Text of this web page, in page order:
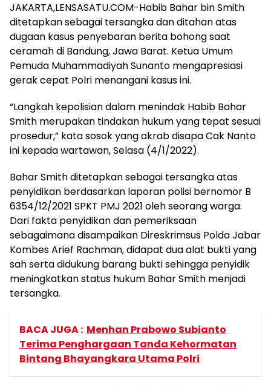
JAKARTA,LENSASATU.COM-Habib Bahar bin Smith
ditetapkan sebagai tersangka dan ditahan atas
dugaan kasus penyebaran berita bohong saat
ceramah di Bandung, Jawa Barat. Ketua Umum
Pemuda Muhammadiyah Sunanto mengapresiasi
gerak cepat Polri menangani kasus ini.
“Langkah kepolisian dalam menindak Habib Bahar
Smith merupakan tindakan hukum yang tepat sesuai
prosedur,” kata sosok yang akrab disapa Cak Nanto
ini kepada wartawan, Selasa (4/1/2022).
Bahar Smith ditetapkan sebagai tersangka atas
penyidikan berdasarkan laporan polisi bernomor B
6354/12/2021 SPKT PMJ 2021 oleh seorang warga.
Dari fakta penyidikan dan pemeriksaan
sebagaimana disampaikan Direskrimsus Polda Jabar
Kombes Arief Rachman, didapat dua alat bukti yang
sah serta didukung barang bukti sehingga penyidik
meningkatkan status hukum Bahar Smith menjadi
tersangka.
BACA JUGA : Menhan Prabowo Subianto
Terima Penghargaan Tanda Kehormatan
Bintang Bhayangkara Utama Polri